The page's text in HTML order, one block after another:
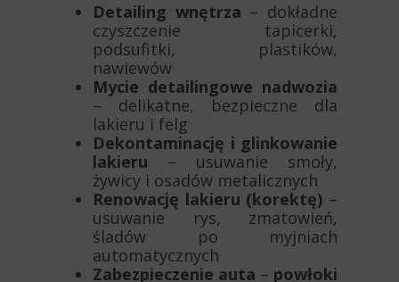
Detailing wnętrza – dokładne
czyszczenie tapicerki,
podsufitki, plastików,
nawiewów
Mycie detailingowe nadwozia
– delikatne, bezpieczne dla
lakieru i felg
Dekontaminację i glinkowanie
lakieru – usuwanie smoły,
żywicy i osadów metalicznych
Renowację lakieru (korektę) –
usuwanie rys, zmatowień,
śladów po myjniach
automatycznych
Zabezpieczenie auta – powłoki